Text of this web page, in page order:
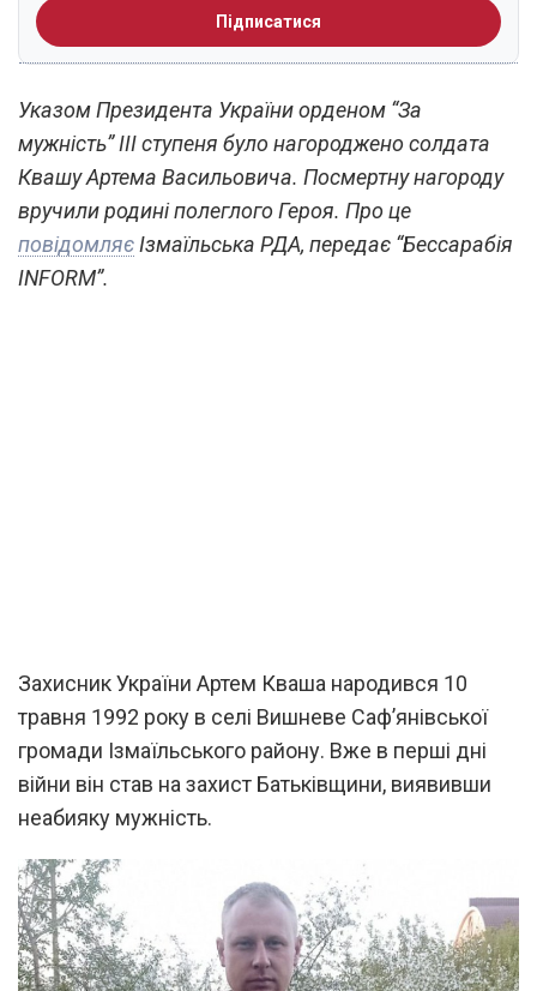
Підписатися
Указом Президента України орденом “За
мужність” ІІІ ступеня було нагороджено солдата
Квашу Артема Васильовича. Посмертну нагороду
вручили родині полеглого Героя. Про це
повідомляє Ізмаїльська РДА, передає “Бессарабія
INFORM”.
Захисник України Артем Кваша народився 10
травня 1992 року в селі Вишневе Саф’янівської
громади Ізмаїльського району. Вже в перші дні
війни він став на захист Батьківщини, виявивши
неабияку мужність.